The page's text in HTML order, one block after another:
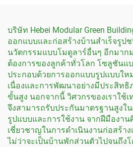
บริษัท Hebei Modular Green
ออกแบบและก่อสร้างบ้านสำเร็จรูป
นวัตกรรมแบบโมดูลาร์อื่นๆ อีกมาก
ต้องการของลูกค้าทั่วโลก โซลูชันแ
ประกอบด้วยการออกแบบรูปแบบให
เนื่องและการพัฒนาอย่างมีประสิทธิ
ขั้นสูง นอกจากนี้ วิศวกรของเราใช้
จึงสามารถรับประกันมาตรฐานสูงใ
รูปแบบและการใช้งาน จากฝีมืองา
เชี่ยวชาญในการดำเนินงานก่อสร้า
ไม่ว่าจะเป็นบ้านพักส่วนตัวไปจนถึง